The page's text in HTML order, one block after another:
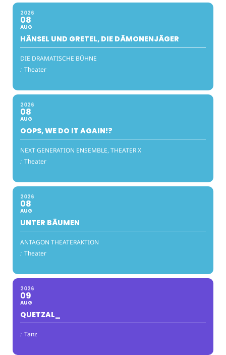
2026
08
AUG
HÄNSEL UND GRETEL, DIE DÄMONENJÄGER
DIE DRAMATISCHE BÜHNE
: Theater
2026
08
AUG
OOPS, WE DO IT AGAIN!?
NEXT GENERATION ENSEMBLE, THEATER X
: Theater
2026
08
AUG
UNTER BÄUMEN
ANTAGON THEATERAKTION
: Theater
2026
09
AUG
QUETZAL_
: Tanz